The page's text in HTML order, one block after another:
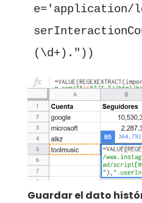
(\d+)."))
Guardar el dato